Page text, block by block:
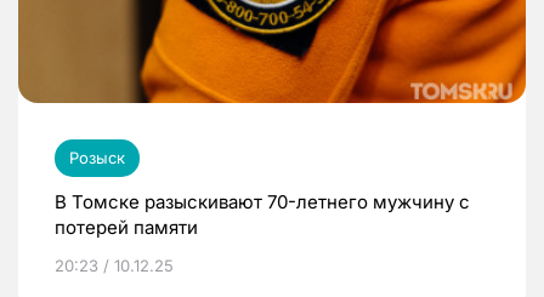
Розыск
В Томске разыскивают 70-летнего мужчину с
потерей памяти
20:23 / 10.12.25